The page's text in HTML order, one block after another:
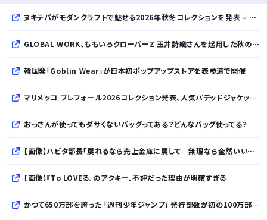
ヌキテパがモダンクラフトで魅せる2026年秋冬コレクションを発表 – インド・アムリトサルで織り上げたウールなど手仕事の美しさを現代的に昇華
GLOBAL WORK、ももいろクローバーZ 玉井詩織さんを起用した秋のLOOK BOOKを先行公開
韓国発「Goblin Wear」が日本初ポップアップストアを表参道で開催
マリメッコ プレフォール2026コレクション発表、人気パデッドジャケットの日本限定カラーも登場
おっさんが使ってもダサくないバッグってある？どんなバッグ使ってる？
【画像】ハビタ部長「戻れるなら売上金庫に戻して 無理なら全然いいです イオンが戻って良いって言わなきゃ入ったらダメです」
【画像】『To LOVEる』のアクキー、不評だった理由が明確すぎる
かつて650万部を誇った ｢週刊少年ジャンプ｣ 発行部数が初の100万部割れに・・・